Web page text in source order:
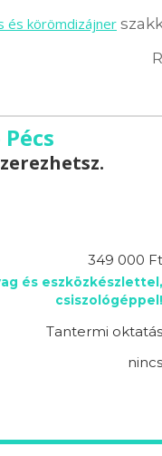
és körömdizájner
349 000 Ft
és eszközkészlettel,
csiszológéppel!
Tantermi oktatás
nincs